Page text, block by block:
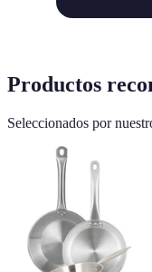
Productos
Seleccionados por